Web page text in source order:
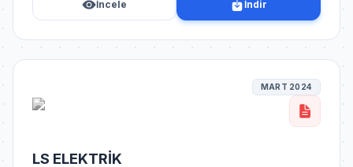
İncele İndir
MART 2024
LS ELEKTRİK